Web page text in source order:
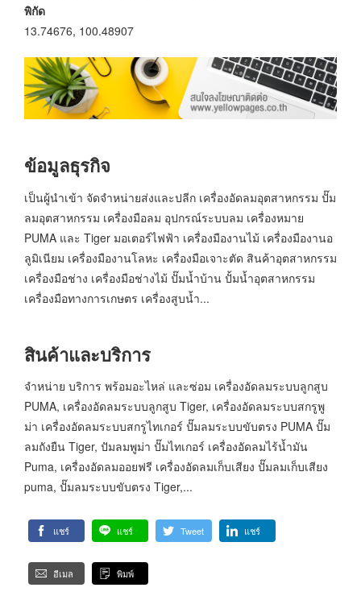
พิกัด
13.74676, 100.48907
ข้อมูลธุรกิจ
เป็นผู้นำเข้า จัดจำหน่ายส่งและปลีก เครื่องอัดลมอุตสาหกรรม ปั๊ม
ลมอุตสาหกรรม เครื่องมือลม อุปกรณ์ระบบลม เครื่องหมาย
PUMA และ Tiger มอเตอร์ไฟฟ้า เครื่องมืองานไม้ เครื่องมืองานอ
ลูมิเนียม เครื่องมืองานโลหะ เครื่องมือเจาะตัด สินค้าอุตสาหกรรม
เครื่องมือช่าง เครื่องมือช่างไม้ ปั๊มน้ำบ้าน ปั้มน้ำอุตสาหกรรม
เครื่องมือทางการเกษตร เครื่องสูบน้ำ...
สินค้าและบริการ
จำหน่าย บริการ พร้อมอะไหล่ และซ่อม เครื่องอัดลมระบบลูกสูบ
PUMA, เครื่องอัดลมระบบลูกสูบ Tiger, เครื่องอัดลมระบบสกรูพู
ม่า เครื่องอัดลมระบบสกรูไทเกอร์ ปั๊มลมระบบขับตรง PUMA ปั๊ม
ลมถังยืน Tiger, ปัมลมพูม่า ปั๊มไทเกอร์ เครื่องอัดลมไร้น้ำมัน
Puma, เครื่องอัดลมออยฟรี เครื่องอัดลมเก็บเสียง ปั๊มลมเก็บเสียง
puma, ปั๊มลมระบบขับตรง Tiger,...
แชร์ แชร์ Tweet แชร์
อีเมล พิมพ์